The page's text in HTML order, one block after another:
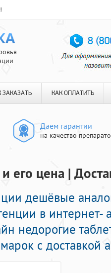
ЗАКАЗАТЬ КАК ОПЛАТИТЬ
Даем гарантии
на качество
его цена |
дешёвые
в интернет-
недорогие
с доставкой